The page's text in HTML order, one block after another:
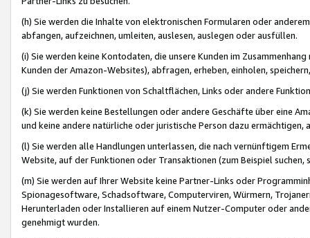
(h) Sie werden die Inhalte von elektronischen Formularen oder
abfangen, aufzeichnen, umleiten, auslesen, auslegen oder ausfüllen.
(i) Sie werden keine Kontodaten, die unsere Kunden im
Kunden der Amazon-Websites), abfragen, erheben, einholen,
(j) Sie werden Funktionen von Schaltflächen, Links oder andere
(k) Sie werden keine Bestellungen oder andere Geschäfte über eine
und keine andere natürliche oder juristische Person dazu
(l) Sie werden alle Handlungen unterlassen, die nach vernünftigem
Website, auf der Funktionen oder Transaktionen (zum Beispiel
(m) Sie werden auf Ihrer Website keine Partner-Links oder
Spionagesoftware, Schadsoftware, Computerviren, Würmern,
Herunterladen oder Installieren auf einem Nutzer-Computer oder
genehmigt wurden.